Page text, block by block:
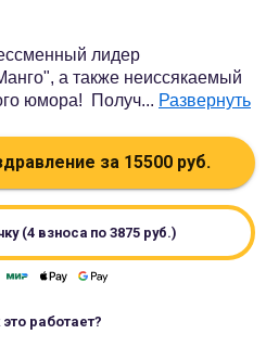
лидер
а также неиссякаемый
юмора! Получ... Развернуть
за 15500руб.
(4 взноса по 3875 руб.)
это работает?